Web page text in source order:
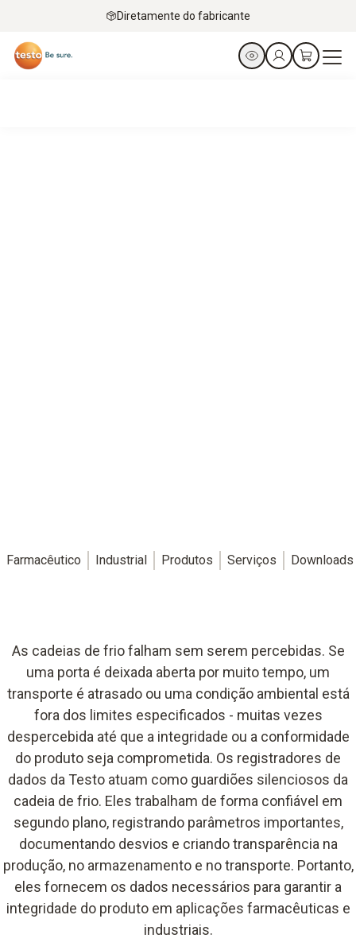
Diretamente do fabricante
Farmacêutico Industrial Produtos Serviços Downloads
As cadeias de frio falham sem serem percebidas. Se
uma porta é deixada aberta por muito tempo, um
transporte é atrasado ou uma condição ambiental está
fora dos limites especificados - muitas vezes
despercebida até que a integridade ou a conformidade
do produto seja comprometida. Os registradores de
dados da Testo atuam como guardiões silenciosos da
cadeia de frio. Eles trabalham de forma confiável em
segundo plano, registrando parâmetros importantes,
documentando desvios e criando transparência na
produção, no armazenamento e no transporte. Portanto,
eles fornecem os dados necessários para garantir a
integridade do produto em aplicações farmacêuticas e
industriais.